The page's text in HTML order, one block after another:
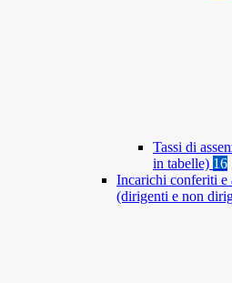
Tassi di
in tabelle) 16
Incarichi conferiti e
(dirigenti e non